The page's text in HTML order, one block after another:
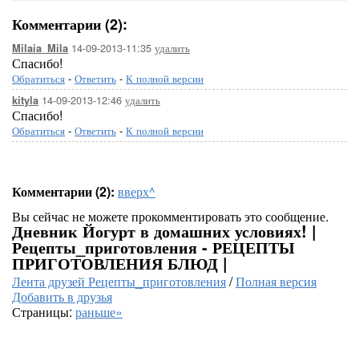
Комментарии (2):
Milaia_Mila 14-09-2013-11:35 удалить
Спасибо!
Обратиться - Ответить - К полной версии
kityla 14-09-2013-12:46 удалить
Спасибо!
Обратиться - Ответить - К полной версии
Комментарии (2): вверх^
Вы сейчас не можете прокомментировать это сообщение.
Дневник Йогурт в домашних условиях! |
Рецепты_приготовления - РЕЦЕПТЫ
ПРИГОТОВЛЕНИЯ БЛЮД |
Лента друзей Рецепты_приготовления/Полная версия
Добавить в друзья
Страницы: раньше»